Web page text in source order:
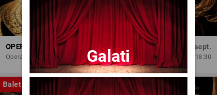
OPERA BRAȘOV ESTIVAL – SEARĂ DE OPERĂ – CONCERT EXTRAORDINAR
Opera Brasov
Sâm, 5 sept.
18:30
Balet
Galati